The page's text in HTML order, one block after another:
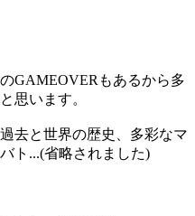
GAMEOVERもあるから多
思います。
去と世界の歴史、多彩なマ
ト...(省略されました)